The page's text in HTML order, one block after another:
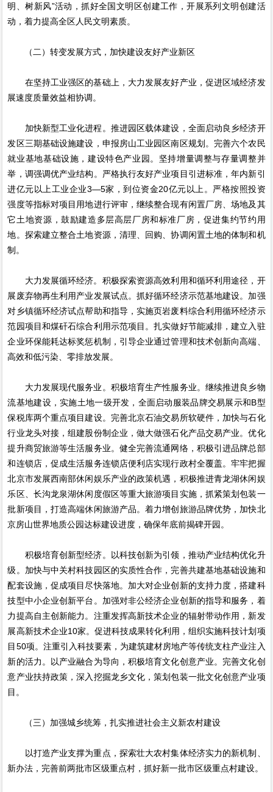
明、树新风”活动，抓好全国文明区创建工作，开展系列文明创建活
动，着力提高全区人民文明素质。
（二）转变发展方式，加快建设友好产业新区
在坚持工业强区的基础上，大力发展友好产业，促进区域经济发
展速度质量效益相协调。
加快新型工业化进程。推进园区载体建设，全面启动良乡经济开
发区三期基础设施建设，申报房山工业园区南区规划。完善六个农民
就业基地基础设施，建设特色产业园。坚持增量调整与存量调整并
举，调强调优产业结构。严格执行友好产业项目引进标准，年内新引
进亿元以上工业企业3—5家，到位资金20亿元以上。严格按照投资
强度等指标对项目用地进行评审，继续整合现有闲置厂房、场地及其
它土地资源，鼓励建造多层高层厂房和标准厂房，促进集约节约用
地。探索建立整合土地资源，清理、回购、协调闲置土地的体制和机
制。
大力发展循环经济。积极探索资源高效利用和循环利用途径，开
展废弃物再生利用产业发展试点。抓好循环经济示范基地建设。加强
对乡镇循环经济试点帮助和指导，实施页岩废料综合利用循环经济示
范园项目和煤矸石综合利用示范项目。扎实做好节能减排，建立入驻
企业环保能耗达标奖惩机制，引导企业通过管理和技术创新向高端、
高效和低污染、零排放发展。
大力发展现代服务业。积极培育生产性服务业。继续推进良乡物
流基地建设，实施土地一级开发，全面启动服装品牌交易展示和B型
保税库两个重点项目建设。完善北京石油交易所软硬件，加快与石化
行业龙头对接，组建股份制企业，做大做强石化产品交易产业。优化
提升商贸旅游等生活服务业。健全完善流通网络，积极引进品牌总部
和连锁店，促成生活服务连锁店便利店实现行政村全覆盖。牢牢把握
北京市发展西南部休闲娱乐产业的政策机遇，积极推进青龙湖休闲娱
乐区、长沟龙泉湖休闲度假区等重大旅游项目实施，抓紧策划包装一
批新项目，打造高端休闲旅游产品。着力增创旅游品牌优势，加快北
京房山世界地质公园达标建设进度，确保年底前揭碑开园。
积极培育创新型经济。以科技创新为引领，推动产业结构优化升
级。加快与中关村科技园区的实质性合作，完善共建基地基础设施和
配套设施，促成项目尽快落地。加大对企业创新的支持力度，搭建科
技型中小企业创新平台。加强对非公经济企业创新的指导和服务，着
力提高自主创新能力。注重发挥高新技术企业的辐射带动作用，新发
展高新技术企业10家。促进科技成果转化利用，组织实施科技计划项
目50项。注重引入科技要素，为建筑建材房地产等传统支柱产业注入
新的活力。以产业融合为导向，积极培育文化创意产业。完善文化创
意产业扶持政策，深入挖掘龙乡文化，策划包装一批文化创意产业项
目。
（三）加强城乡统筹，扎实推进社会主义新农村建设
以打造产业支撑为重点，探索壮大农村集体经济实力的新机制、
新办法，完善前两批市区级重点村，抓好新一批市区级重点村建设。